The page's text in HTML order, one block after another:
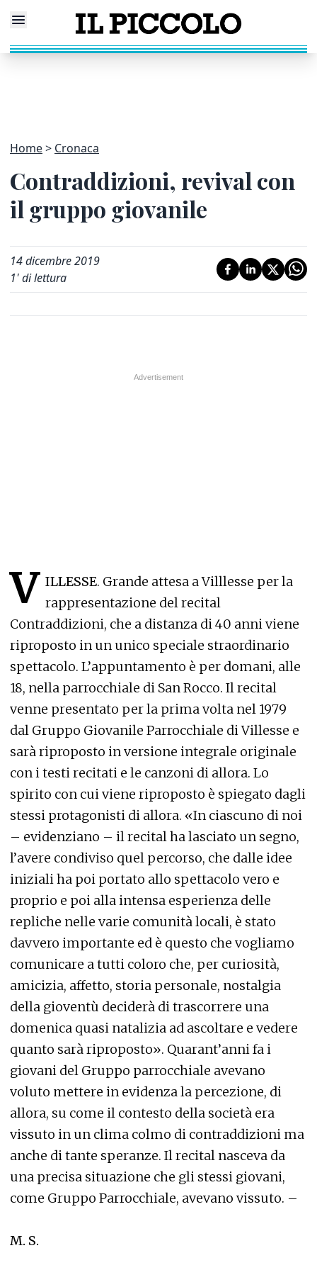
Home Cronaca
Contraddizioni, revival con
il gruppo giovanile
14 dicembre 2019
1' di lettura
V ILLESSE. Grande attesa a Villlesse per la
rappresentazione del recital
Contraddizioni, che a distanza di 40 anni viene
riproposto in un unico speciale straordinario
spettacolo. L’appuntamento è per domani, alle
18, nella parrocchiale di San Rocco. Il recital
venne presentato per la prima volta nel 1979
dal Gruppo Giovanile Parrocchiale di Villesse e
sarà riproposto in versione integrale originale
con i testi recitati e le canzoni di allora. Lo
spirito con cui viene riproposto è spiegato dagli
stessi protagonisti di allora. «In ciascuno di noi
– evidenziano – il recital ha lasciato un segno,
l’avere condiviso quel percorso, che dalle idee
iniziali ha poi portato allo spettacolo vero e
proprio e poi alla intensa esperienza delle
repliche nelle varie comunità locali, è stato
davvero importante ed è questo che vogliamo
comunicare a tutti coloro che, per curiosità,
amicizia, affetto, storia personale, nostalgia
della gioventù deciderà di trascorrere una
domenica quasi natalizia ad ascoltare e vedere
quanto sarà riproposto». Quarant’anni fa i
giovani del Gruppo parrocchiale avevano
voluto mettere in evidenza la percezione, di
allora, su come il contesto della società era
vissuto in un clima colmo di contraddizioni ma
anche di tante speranze. Il recital nasceva da
una precisa situazione che gli stessi giovani,
come Gruppo Parrocchiale, avevano vissuto. –
M. S.